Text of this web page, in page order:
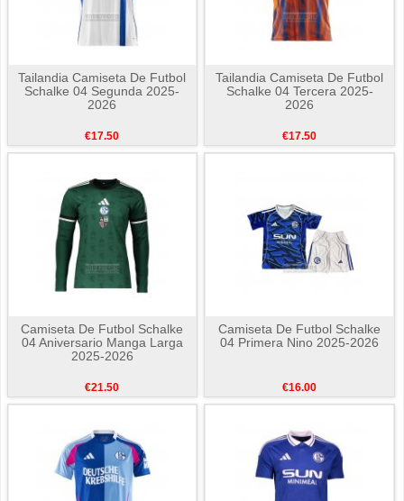
Tailandia Camiseta De Futbol
Schalke 04 Segunda 2025-
2026
€17.50
Tailandia Camiseta De Futbol
Schalke 04 Tercera 2025-
2026
€17.50
Camiseta De Futbol Schalke
04 Aniversario Manga Larga
2025-2026
€21.50
Camiseta De Futbol Schalke
04 Primera Nino 2025-2026
€16.00